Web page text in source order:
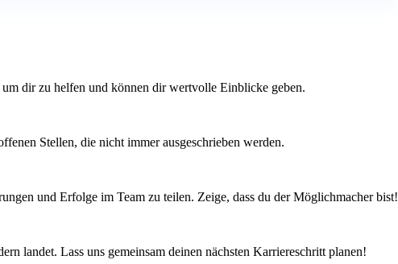
dir zu helfen und können dir wertvolle Einblicke geben.
Stellen, die nicht immer ausgeschrieben werden.
und Erfolge im Team zu teilen. Zeige, dass du der Möglichmacher bist!
landet. Lass uns gemeinsam deinen nächsten Karriereschritt planen!